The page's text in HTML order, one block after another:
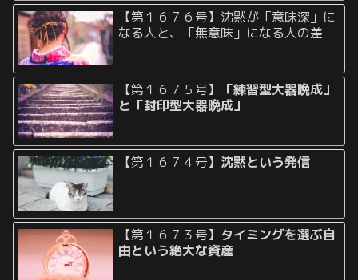
【第１６７６号】沈黙が「意味深」に
なる人と、「無意味」になる人の差
【第１６７５号】
「練習型大器晩成」
と「封印型大器晩成」
【第１６７４号】 沈黙という発信
【第１６７３号】 タイミングを選ぶ自
由という絶大な資産